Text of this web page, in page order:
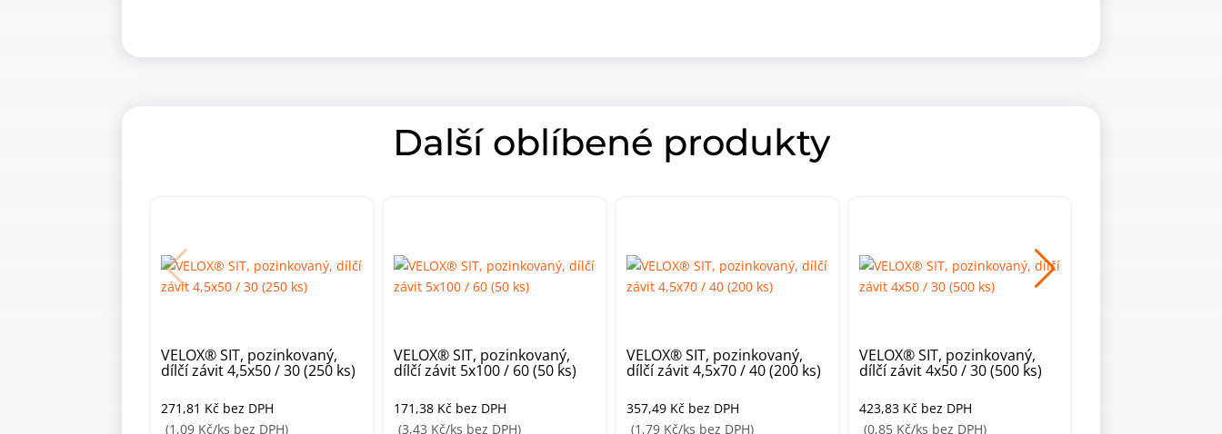
Další oblíbené produkty
VELOX® SIT, pozinkovaný,
dílčí závit 4,5x50 / 30 (250 ks)
271,81 Kč bez DPH
(1,09 Kč/ks bez DPH)
VELOX® SIT, pozinkovaný,
dílčí závit 5x100 / 60 (50 ks)
171,38 Kč bez DPH
(3,43 Kč/ks bez DPH)
VELOX® SIT, pozinkovaný,
dílčí závit 4,5x70 / 40 (200 ks)
357,49 Kč bez DPH
(1,79 Kč/ks bez DPH)
VELOX® SIT, pozinkovaný,
dílčí závit 4x50 / 30 (500 ks)
423,83 Kč bez DPH
(0,85 Kč/ks bez DPH)